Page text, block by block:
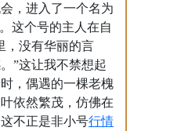
，进入了一个名为
这个号的主人在自
，没有华丽的言
”这让我不禁想起
，偶遇的一棵老槐
依然繁茂，仿佛在
不正是非小号行情